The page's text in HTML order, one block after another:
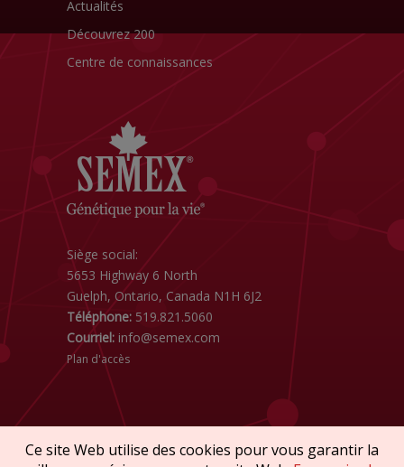
Actualités
Découvrez 200
Centre de connaissances
Siège social:
5653 Highway 6 North
Guelph, Ontario, Canada N1H 6J2
Téléphone: 519.821.5060
Courriel: info@semex.com
Plan d'accès
Ce site Web utilise des cookies pour vous garantir la